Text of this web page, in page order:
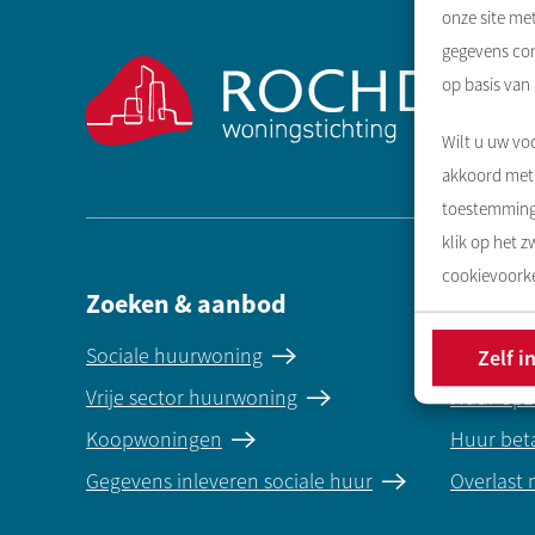
onze site
gegevens
op basis
Wilt u uw
akkoord
klik op het
Zelf
Zoeken & aanbod
Sociale huurwoning
Vrije sector huurwoning
Koopwoningen
Gegevens inleveren sociale huur
Direct
Huur
Huur
Overlast